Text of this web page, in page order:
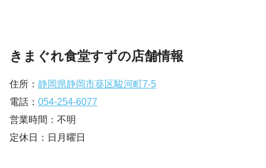
きまぐれ食堂すずの店舗情報
住所： 静岡県静岡市葵区駿河町7-5
電話： 054-254-6077
営業時間：不明
定休日：日月曜日